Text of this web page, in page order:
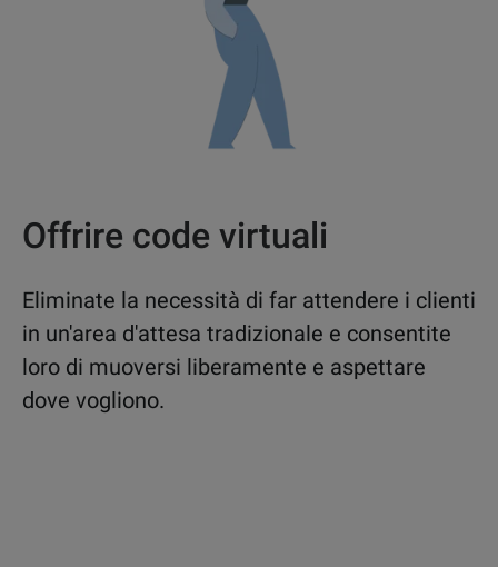
Offrire code virtuali
Eliminate la necessità di far attendere i clienti
in un'area d'attesa tradizionale e consentite
loro di muoversi liberamente e aspettare
dove vogliono.